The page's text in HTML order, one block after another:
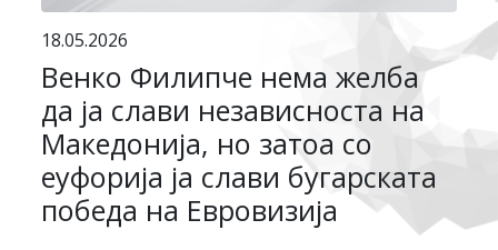
18.05.2026
Венко Филипче нема желба
да ја слави независноста на
Македонија, но затоа со
еуфорија ја слави бугарската
победа на Евровизија